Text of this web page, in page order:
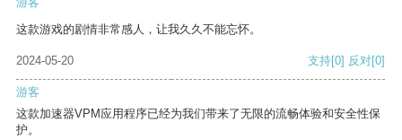
这款游戏的剧情非常感人，让我久久不能忘怀。
2024-05-20 支持[0] 反对[0]
游客
这款加速器VPM应用程序已经为我们带来了无限的流畅体验和安全性保
护。